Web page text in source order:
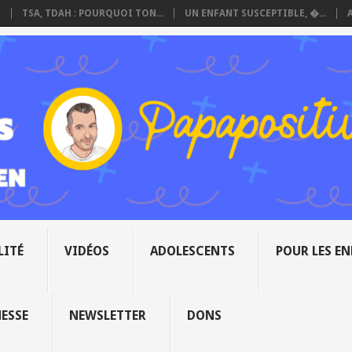
TSA, TDAH : POURQUOI TON... UN ENFANT SUSCEPTIBLE, �...
VIDÉOS ADOLESCENTS POUR LES
NEWSLETTER DONS